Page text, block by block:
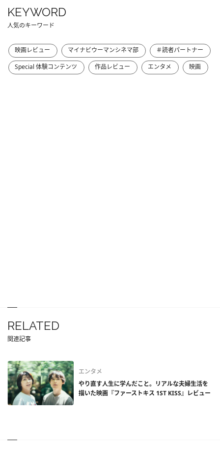
KEYWORD
人気のキーワード
映画レビュー マイナビウーマンシネマ部
＃読者パートナー
Special 体験コンテンツ
作品レビュー エンタメ 映画
RELATED
関連記事
エンタメ
やり直す人生に学んだこと。リアルな夫婦生活を
描いた映画『ファーストキス 1ST KISS』レビュー